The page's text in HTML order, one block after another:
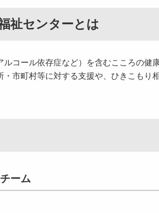
祉センターとは
コール依存症など）を含むこころの健
・市町村等に対する支援や、ひきこもり
ーム